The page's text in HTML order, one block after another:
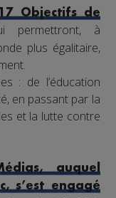
17 Objectifs de
permettront, à
plus égalitaire,
: de l’éducation
en passant par la
et la lutte contre
auquel
s’est engagé